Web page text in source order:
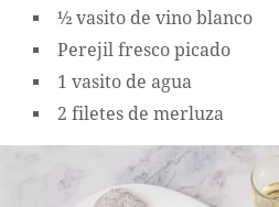
½ vasito de vino blanco
Perejil fresco picado
1 vasito de agua
2 filetes de merluza